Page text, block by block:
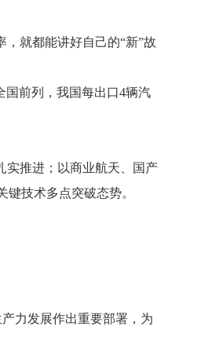
就都能讲好自己的“新”故
国前列，我国每出口4辆汽
实推进；以商业航天、国产
技术多点突破态势。
力发展作出重要部署，为